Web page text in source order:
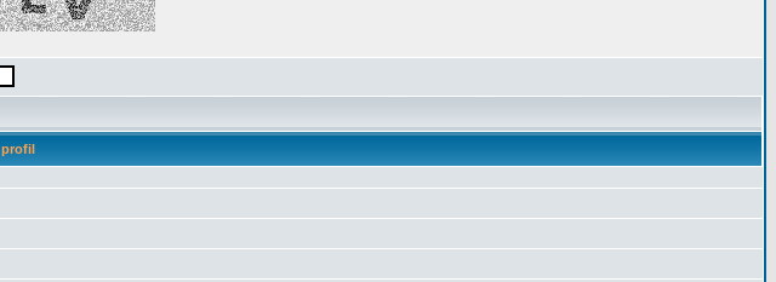
profil